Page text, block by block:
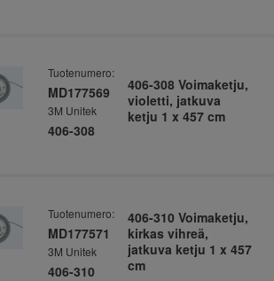
Tuotenumero:
MD177569
3M Unitek
406-308
406-308 Voimaketju,
violetti, jatkuva
ketju 1 x 457 cm
Tuotenumero:
MD177571
3M Unitek
406-310
406-310 Voimaketju,
kirkas vihreä,
jatkuva ketju 1 x 457
cm